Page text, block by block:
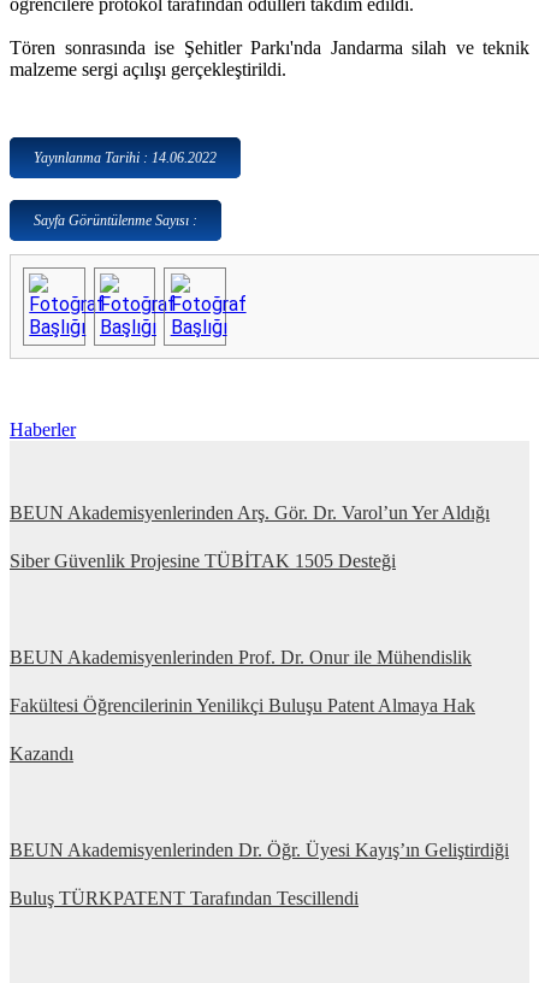
öğrencilere protokol tarafından ödülleri takdim edildi.
Tören sonrasında ise Şehitler Parkı'nda Jandarma silah ve teknik
malzeme sergi açılışı gerçekleştirildi.
Yayınlanma Tarihi : 14.06.2022
Sayfa Görüntülenme Sayısı :
Haberler
BEUN Akademisyenlerinden Arş. Gör. Dr. Varol’un Yer Aldığı
Siber Güvenlik Projesine TÜBİTAK 1505 Desteği
BEUN Akademisyenlerinden Prof. Dr. Onur ile Mühendislik
Fakültesi Öğrencilerinin Yenilikçi Buluşu Patent Almaya Hak
Kazandı
BEUN Akademisyenlerinden Dr. Öğr. Üyesi Kayış’ın Geliştirdiği
Buluş TÜRKPATENT Tarafından Tescillendi